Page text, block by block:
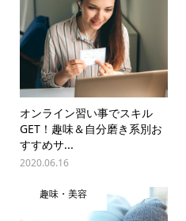
オンライン習い事でスキル
GET！趣味＆自分磨き系別お
すすめサ...
2020.06.16
趣味・美容